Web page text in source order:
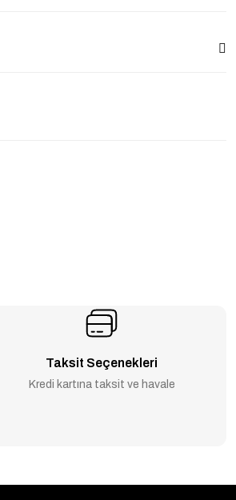
Taksit Seçenekleri
Kredi kartına taksit ve havale